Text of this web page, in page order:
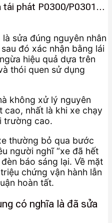
tái phát P0300/P0301…
sửa đúng nguyên nhân
đó xác nhận bằng lái
hiệu quả dựa trên
thói quen sử dụng
không xử lý nguyên
cao, nhất là khi xe chạy
trường cao.
thường bỏ qua bước
người nghĩ “xe đã hết
báo sáng lại. Về mặt
chứng vận hành lẫn
hoàn tất.
có nghĩa là đã sửa